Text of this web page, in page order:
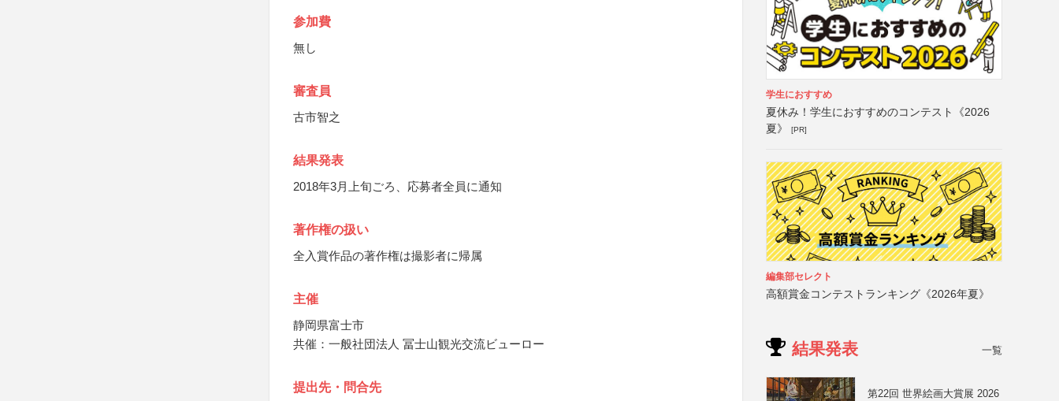
参加費
無し
審査員
古市智之
結果発表
2018年3月上旬ごろ、応募者全員に通知
著作権の扱い
全入賞作品の著作権は撮影者に帰属
主催
静岡県富士市
共催：一般社団法人 冨士山観光交流ビューロー
提出先・問合先
学生におすすめ
夏休み！学生におすすめのコンテスト《2026
夏》
[PR]
編集部セレクト
高額賞金コンテストランキング《2026年夏》
結果発表 一覧
第22回 世界絵画大賞展 2026